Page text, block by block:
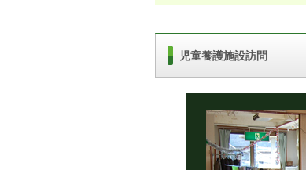
児童養護施設訪問